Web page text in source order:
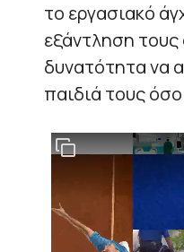
το εργασιακό
εξάντληση τους
δυνατότητα να
παιδιά τους